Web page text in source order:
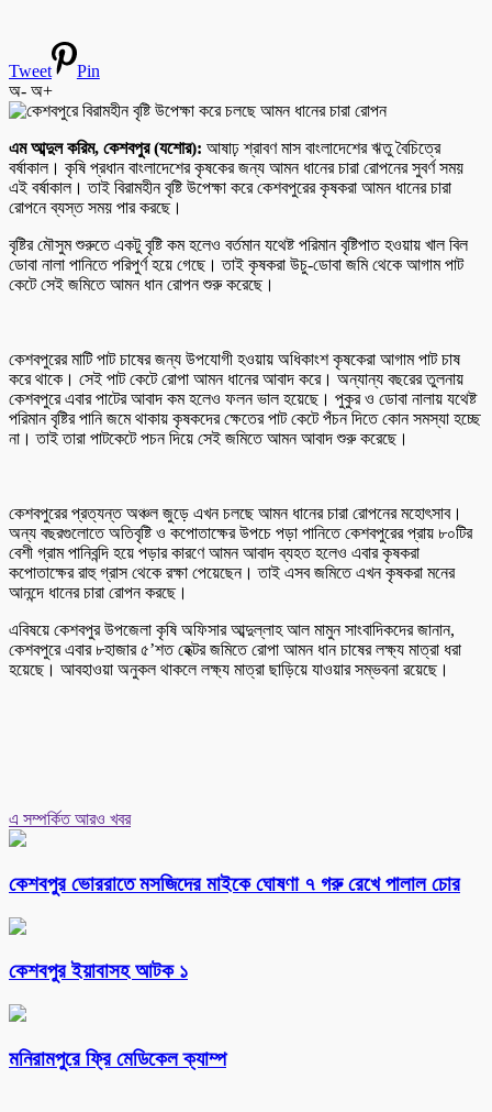
Tweet
Pin
অ- অ+
এম আব্দুল করিম, কেশবপুর (যশোর): আষাঢ় শ্রাবণ মাস বাংলাদেশের ঋতু বৈচিত্রে
বর্ষাকাল। কৃষি প্রধান বাংলাদেশের কৃষকের জন্য আমন ধানের চারা রোপনের সুবর্ণ সময়
এই বর্ষাকাল। তাই বিরামহীন বৃষ্টি উপেক্ষা করে কেশবপুরের কৃষকরা আমন ধানের চারা
রোপনে ব্যস্ত সময় পার করছে।
বৃষ্টির মৌসুম শুরুতে একটু বৃষ্টি কম হলেও বর্তমান যথেষ্ট পরিমান বৃষ্টিপাত হওয়ায় খাল বিল
ডোবা নালা পানিতে পরিপুর্ণ হয়ে গেছে। তাই কৃষকরা উচু-ডোবা জমি থেকে আগাম পাট
কেটে সেই জমিতে আমন ধান রোপন শুরু করেছে।
কেশবপুরের মাটি পাট চাষের জন্য উপযোগী হওয়ায় অধিকাংশ কৃষকেরা আগাম পাট চাষ
করে থাকে। সেই পাট কেটে রোপা আমন ধানের আবাদ করে। অন্যান্য বছরের তুলনায়
কেশবপুরে এবার পাটের আবাদ কম হলেও ফলন ভাল হয়েছে। পুকুর ও ডোবা নালায় যথেষ্ট
পরিমান বৃষ্টির পানি জমে থাকায় কৃষকদের ক্ষেতের পাট কেটে পঁচন দিতে কোন সমস্যা হচ্ছে
না। তাই তারা পাটকেটে পচন দিয়ে সেই জমিতে আমন আবাদ শুরু করেছে।
কেশবপুরের প্রত্যন্ত অঞ্চল জুড়ে এখন চলছে আমন ধানের চারা রোপনের মহোৎসাব।
অন্য বছরগুলোতে অতিবৃষ্টি ও কপোতাক্ষের উপচে পড়া পানিতে কেশবপুরের প্রায় ৮০টির
বেশী গ্রাম পানিবন্দি হয়ে পড়ার কারণে আমন আবাদ ব্যহত হলেও এবার কৃষকরা
কপোতাক্ষের রাহু গ্রাস থেকে রক্ষা পেয়েছেন। তাই এসব জমিতে এখন কৃষকরা মনের
আনন্দে ধানের চারা রোপন করছে।
এবিষয়ে কেশবপুর উপজেলা কৃষি অফিসার আব্দুল্লাহ আল মামুন সাংবাদিকদের জানান,
কেশবপুরে এবার ৮হাজার ৫’শত হেক্টর জমিতে রোপা আমন ধান চাষের লক্ষ্য মাত্রা ধরা
হয়েছে। আবহাওয়া অনুকল থাকলে লক্ষ্য মাত্রা ছাড়িয়ে যাওয়ার সম্ভবনা রয়েছে।
এ সম্পর্কিত আরও খবর
কেশবপুর ভোররাতে মসজিদের মাইকে ঘোষণা ৭ গরু রেখে পালাল চোর
কেশবপুর ইয়াবাসহ আটক ১
মনিরামপুরে ফ্রি মেডিকেল ক্যাম্প